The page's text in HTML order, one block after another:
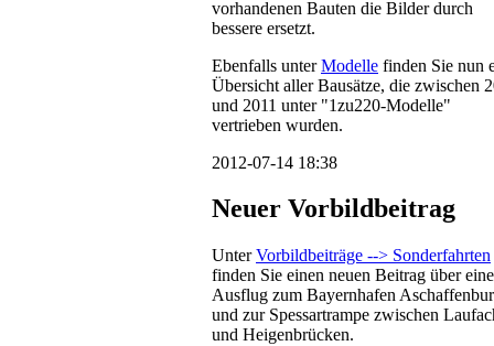
vorhandenen Bauten die Bilder durch
bessere ersetzt.
Ebenfalls unterModelle finden Sie nun
Übersicht aller Bausätze, die zwischen
und 2011 unter "1zu220-Modelle"
vertrieben wurden.
2012-07-14 18:38
Neuer Vorbildbeitrag
UnterVorbildbeiträge --> Sonderfahrten
finden Sie einen neuen Beitrag über
Ausflug zum Bayernhafen
und zur Spessartrampe zwischen
und Heigenbrücken.